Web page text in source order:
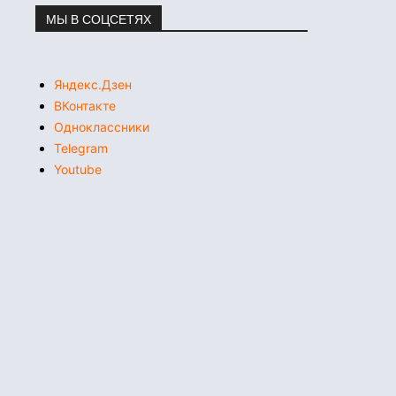
МЫ В СОЦСЕТЯХ
Яндекс.Дзен
ВКонтакте
Одноклассники
Telegram
Youtube